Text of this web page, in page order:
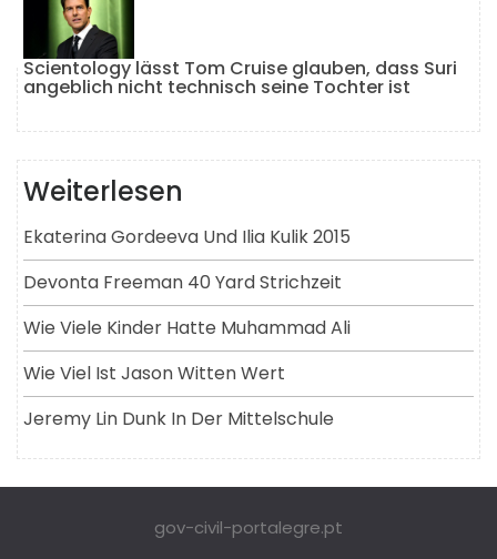
Scientology lässt Tom Cruise glauben, dass Suri
angeblich nicht technisch seine Tochter ist
Weiterlesen
Ekaterina Gordeeva Und Ilia Kulik 2015
Devonta Freeman 40 Yard Strichzeit
Wie Viele Kinder Hatte Muhammad Ali
Wie Viel Ist Jason Witten Wert
Jeremy Lin Dunk In Der Mittelschule
gov-civil-portalegre.pt